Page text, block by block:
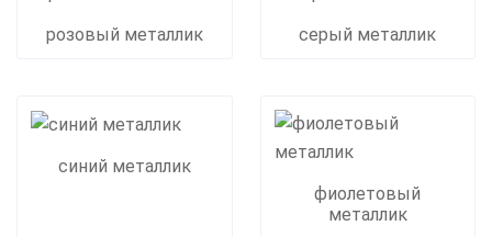
розовый металлик серый металлик
синий металлик
фиолетовый
металлик